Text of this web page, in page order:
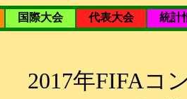
国際大会 代表大会 統計
2017年FIFAコ